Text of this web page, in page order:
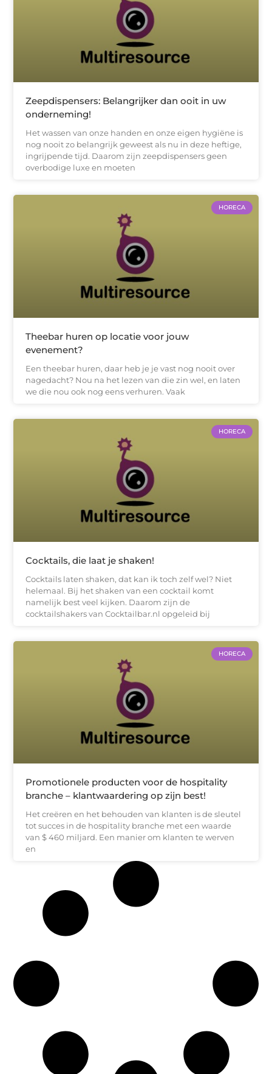
Zeepdispensers: Belangrijker dan ooit in uw
onderneming!
Het wassen van onze handen en onze eigen hygiëne is
nog nooit zo belangrijk geweest als nu in deze heftige,
ingrijpende tijd. Daarom zijn zeepdispensers geen
overbodige luxe en moeten
HORECA
Theebar huren op locatie voor jouw
evenement?
Een theebar huren, daar heb je je vast nog nooit over
nagedacht? Nou na het lezen van die zin wel, en laten
we die nou ook nog eens verhuren. Vaak
HORECA
Cocktails, die laat je shaken!
Cocktails laten shaken, dat kan ik toch zelf wel? Niet
helemaal. Bij het shaken van een cocktail komt
namelijk best veel kijken. Daarom zijn de
cocktailshakers van Cocktailbar.nl opgeleid bij
HORECA
Promotionele producten voor de hospitality
branche – klantwaardering op zijn best!
Het creëren en het behouden van klanten is de sleutel
tot succes in de hospitality branche met een waarde
van $ 460 miljard. Een manier om klanten te werven
en